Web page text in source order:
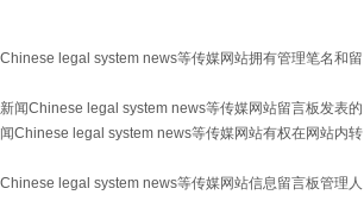
习近平的“航天情”
legal system news等传媒网站拥有管理笔名和留
闻Chinese legal system news等传媒网站留言板发表的
Chinese legal system news等传媒网站有权在网站内转
legal system news等传媒网站信息留言板管理人